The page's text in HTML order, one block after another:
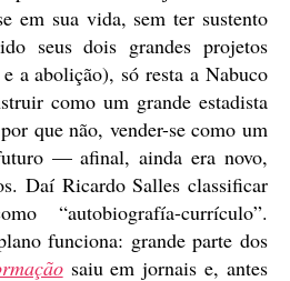
em sua vida, sem ter sustento
seus dois grandes projetos
a abolição), só resta a Nabuco
como um grande estadista
que não, vender-se como um
— afinal, ainda era novo,
Daí Ricardo Salles classificar
“autobiografía-currículo”.
funciona: grande parte dos
saiu em jornais e, antes